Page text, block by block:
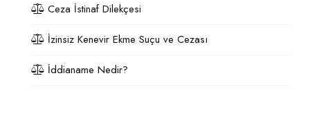
Ceza İstinaf Dilekçesi
İzinsiz Kenevir Ekme Suçu ve Cezası
İddianame Nedir?